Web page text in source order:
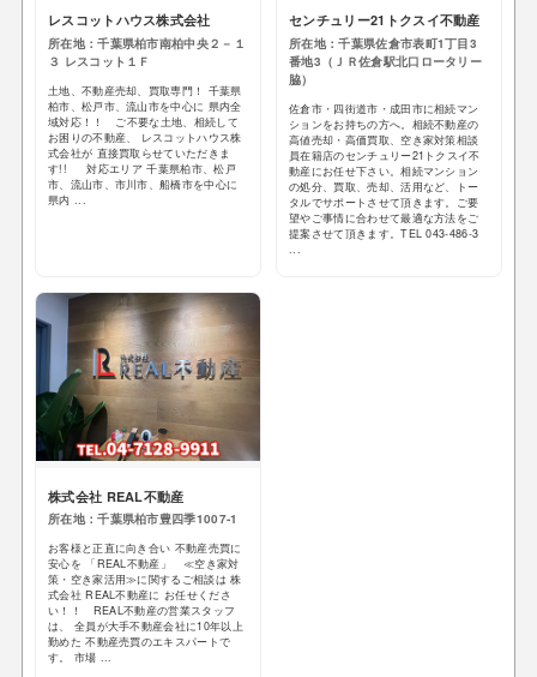
レスコットハウス株式会社
所在地：千葉県柏市南柏中央２－１
３ レスコット１Ｆ
土地、不動産売却、買取専門！ 千葉県
柏市、松戸市、流山市を中心に 県内全
域対応！！ ご不要な土地、相続して
お困りの不動産、 レスコットハウス株
式会社が 直接買取らせていただきま
す!! 対応エリア 千葉県柏市、松戸
市、流山市、市川市、船橋市を中心に
県内 ...
センチュリー21トクスイ不動産
所在地：千葉県佐倉市表町1丁目3
番地3（ＪＲ佐倉駅北口ロータリー
脇）
佐倉市・四街道市・成田市に相続マン
ションをお持ちの方へ。相続不動産の
高値売却・高価買取、空き家対策相談
員在籍店のセンチュリー21トクスイ不
動産にお任せ下さい。相続マンション
の処分、買取、売却、活用など、トー
タルでサポートさせて頂きます。ご要
望やご事情に合わせて最適な方法をご
提案させて頂きます。TEL 043-486-3
...
株式会社 REAL不動産
所在地：千葉県柏市豊四季1007-1
お客様と正直に向き合い 不動産売買に
安心を 「REAL不動産」 ≪空き家対
策・空き家活用≫に関するご相談は 株
式会社 REAL不動産に お任せくださ
い！！ REAL不動産の営業スタッフ
は、 全員が大手不動産会社に10年以上
勤めた 不動産売買のエキスパートで
す。 市場 ...